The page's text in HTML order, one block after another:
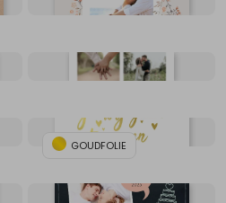
GOUDFOLIE